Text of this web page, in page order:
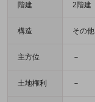
階建 2階建
構造 その他
主方位 －
土地権利 －